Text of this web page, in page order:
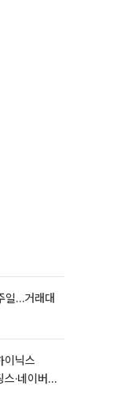
일…거래대
이닉스
·네이버·